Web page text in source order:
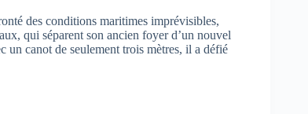
des conditions maritimes imprévisibles,
qui séparent son ancien foyer d’un nouvel
un canot de seulement trois mètres, il a défié